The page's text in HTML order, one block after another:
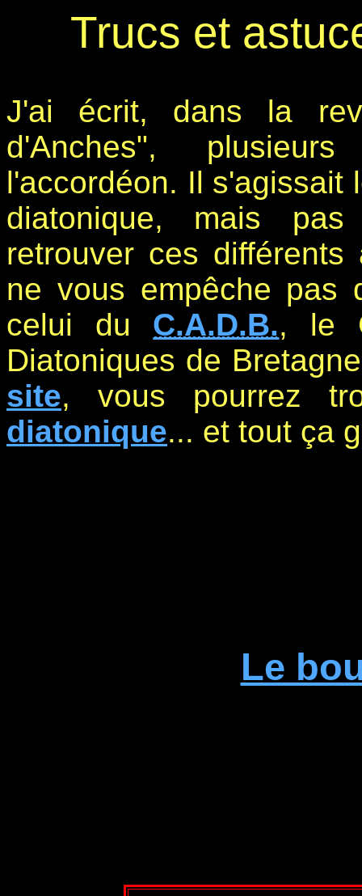
Trucs et
J'ai écrit, dans la
d'Anches",
l'accordéon. Il s'agissait
diatonique, mais
retrouver ces
ne vous empêche pas
celui du C.A.D.B., le
Diatoniques de
site, vous pourrez
diatonique... et tout ça
Le